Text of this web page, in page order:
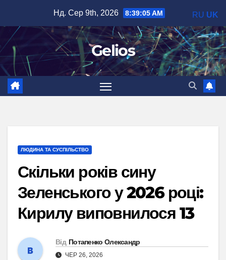
вмісту
Нд. Сер 9th, 2026 8:39:06 AM
Gelios
ЛЮДИНА ТА СУСПІЛЬСТВО
Скільки років сину
Зеленського у 2026 році:
Кирилу виповнилося 13
Від Потапенко Олександр
ЧЕР 26, 2026
RU UK